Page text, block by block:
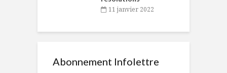
11 janvier 2022
Abonnement Infolettre